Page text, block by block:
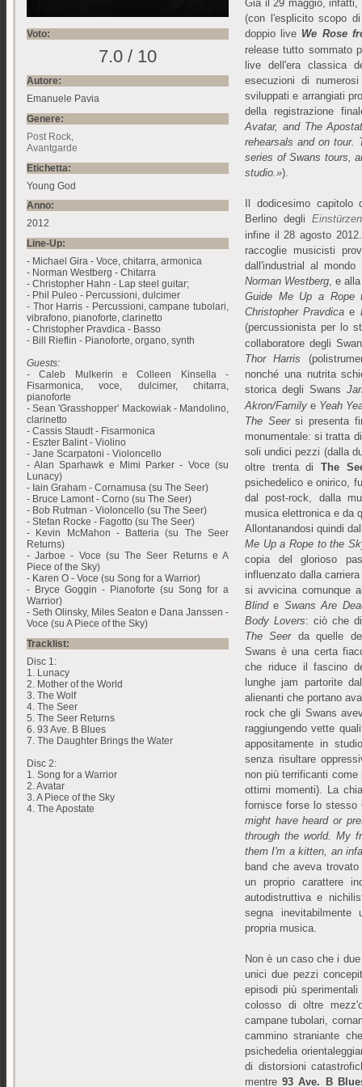
Voto:
7.0 / 10
Autore:
Emanuele Pavia
Genere:
Post Rock
Avantgarde
Etichetta:
Young God
Anno:
2012
Line-Up:
- Michael Gira - Voce, chitarra, armonica
- Norman Westberg - Chitarra
- Christopher Hahn - Lap steel guitar;
- Phil Puleo - Percussioni, dulcimer
- Thor Harris - Percussioni, campane tubolari,
vibrafono, pianoforte, clarinetto
- Christopher Pravdica - Basso
- Bill Rieflin - Pianoforte, organo, synth
Guests:
- Caleb Mulkerin e Colleen Kinsella -
Fisarmonica, voce, dulcimer, chitarra,
pianoforte
- Sean 'Grasshopper' Mackowiak - Mandolino,
clarinetto
- Cassis Staudt - Fisarmonica
- Eszter Balint - Violino
- Jane Scarpatoni - Violoncello
- Alan Sparhawk e Mimi Parker - Voce (su
Lunacy)
- Iain Graham - Cornamusa (su The Seer)
- Bruce Lamont - Corno (su The Seer)
- Bob Rutman - Violoncello (su The Seer)
- Stefan Rocke - Fagotto (su The Seer)
- Kevin McMahon - Batteria (su The Seer
Returns)
- Jarboe - Voce (su The Seer Returns e A
Piece of the Sky)
- Karen O - Voce (su Song for a Warrior)
- Bryce Goggin - Pianoforte (su Song for a
Warrior)
- Seth Olinsky, Miles Seaton e Dana Janssen -
Voce (su A Piece of the Sky)
Tracklist:
Disc 1:
1. Lunacy
2. Mother of the World
3. The Wolf
4. The Seer
5. The Seer Returns
6. 93 Ave. B Blues
7. The Daughter Brings the Water
Disc 2:
1. Song for a Warrior
2. Avatar
3. A Piece of the Sky
4. The Apostate
Già il 29 maggio, infatti,
(con l'esplicito scopo
doppio live We Rose
release tutto sommato
live dell'era classica
esecuzioni di
sviluppati e arrangiati
della registrazione
Avatar, and The
rehearsals and on tour.
series of Swans tours,
studio.»).
Il dodicesimo
Berlino degli
infine il 28 agosto
raccoglie musicisti
dall'industrial al
Norman Westberg, e
Guide Me Up a Rope
Christopher Pravdica e
(percussionista per lo
collaboratore degli
Thor Harris
nonché una nutrita
storica degli Swans
Akron/Family e Yeah
The Seersi presenta
monumentale: si tratta
soli undici pezzi (dalla
oltre trenta di The
psichedelico e onirico,
dal post-rock, dalla
musica elettronica e da
Allontanandosi quindi
Me Up a Rope to the
copia del glorioso
influenzato dalla
si avvicina comunque
Blinde Swans Are
Body Lovers: ciò che
The Seerda quelle
Swans è una certa
che riduce il fascino
lunghe jam partorite
alienanti che portano
rock che gli Swans
raggiungendo vette
appositamente in
senza risultare
non più terrificanti
ottimi momenti). La
fornisce forse lo
might have heard or
through the world. My
them I'm a kitten, an
band che aveva
un proprio carattere
autodistruttiva e
segna
propria musica.
Non è un caso che i
unici due pezzi
episodi più
colosso di oltre
campane tubolari,
cammino straniante
psichedelia
di distorsioni
mentre93 Ave. B